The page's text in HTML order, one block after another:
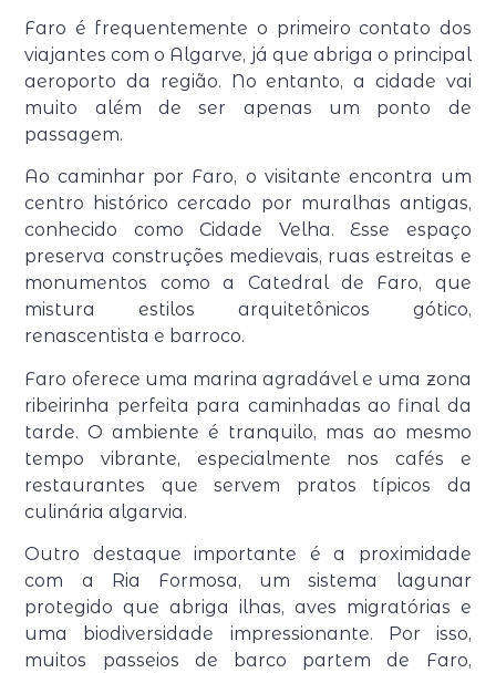
Faro é frequentemente o primeiro contato dos
viajantes com o Algarve, já que abriga o principal
aeroporto da região. No entanto, a cidade vai
muito além de ser apenas um ponto de
passagem.
Ao caminhar por Faro, o visitante encontra um
centro histórico cercado por muralhas antigas,
conhecido como Cidade Velha. Esse espaço
preserva construções medievais, ruas estreitas e
monumentos como a Catedral de Faro, que
mistura estilos arquitetônicos gótico,
renascentista e barroco.
Faro oferece uma marina agradável e uma zona
ribeirinha perfeita para caminhadas ao final da
tarde. O ambiente é tranquilo, mas ao mesmo
tempo vibrante, especialmente nos cafés e
restaurantes que servem pratos típicos da
culinária algarvia.
Outro destaque importante é a proximidade
com a Ria Formosa, um sistema lagunar
protegido que abriga ilhas, aves migratórias e
uma biodiversidade impressionante. Por isso,
muitos passeios de barco partem de Faro,